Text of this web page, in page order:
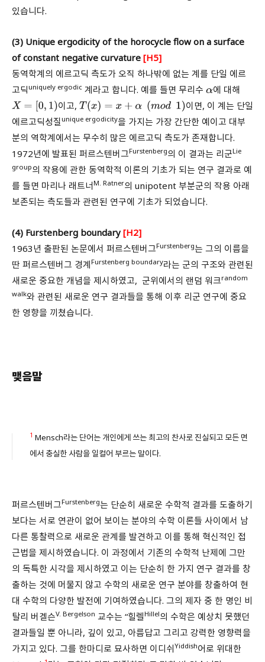
있습니다.
(3) Unique ergodicity of the horocycle flow on a surface
of constant negative curvature [H5]
동역학계의 에르고딕 측도가 오직 하나밖에 없는 계를 단일 에르
고딕uniquely ergodic 계라고 합니다. 예를 들면 무리수 α에 대해
X= [0, ) 이고,T(x)= x+α (mod 1)이면, 이 계는 단일
에르고딕성질unique ergodicity을 가지는 가장 간단한 예이고 대부
분의 역학계에서는 무수히 많은 에르고딕 측도가 존재합니다.
1972년에 발표된 퍼르스텐버그Furstenberg의 이 결과는 리군Lie
group의 작용에 관한 동역학적 이론의 기초가 되는 연구 결과로 예
를 들면 마리나 래트너M. Ratner의 unipotent 부분군의 작용 아래
보존되는 측도들과 관련된 연구에 기초가 되었습니다.
(4) Furstenberg boundary [H2]
1963년 출판된 논문에서 퍼르스텐버그Furstenberg는 그의 이름을
딴 퍼르스텐버그 경계Furstenberg boundary라는 군의 구조와 관련된
새로운 중요한 개념을 제시하였고, 군위에서의 랜덤 워크random
walk와 관련된 새로운 연구 결과들을 통해 이후 리군 연구에 중요
한 영향을 끼쳤습니다.
맺음말
1 Mensch라는 단어는 개인에게 쓰는 최고의 찬사로 진실되고 모든 면
에서 충실한 사람을 일컬어 부르는 말이다.
퍼르스텐버그Furstenberg는 단순히 새로운 수학적 결과를 도출하기
보다는 서로 연관이 없어 보이는 분야의 수학 이론들 사이에서 남
다른 통찰력으로 새로운 관계를 발견하고 이를 통해 혁신적인 접
근법을 제시하였습니다. 이 과정에서 기존의 수학적 난제에 그만
의 독특한 시각을 제시하였고 이는 단순히 한 가지 연구 결과를 창
출하는 것에 머물지 않고 수학의 새로운 연구 분야를 창출하여 현
대 수학의 다양한 발전에 기여하였습니다. 그의 제자 중 한 명인 비
탈리 버겔슨V. Bergelson 교수는 “힐렐Hillel의 수학은 예상치 못했던
결과들일 뿐 아니라, 깊이 있고, 아름답고 그리고 강력한 영향력을
가지고 있다. 그를 한마디로 묘사하면 이디쉬Yiddish어로 위대한